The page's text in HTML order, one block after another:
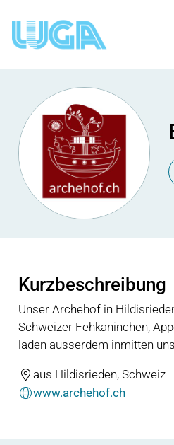
Kurzbeschreibung
Unser Archehof in
Schweizer Fehkaninchen,
laden ausserdem inmitten
aus Hildisrieden, Schweiz
www.archehof.ch